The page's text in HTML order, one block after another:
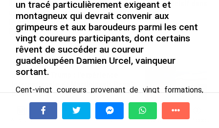
lieux d’Outre-mer : Nouméa,
une capitale construite par
le bagne, le nickel et le
Pacifique
le 08/08/2026
un engagement décisif dans
les Outre-mer
le 07/08/2026
De Messi à Trump : l’expérience
Etinof au ...
le 07/08/2026
À la une Tv Radio A Propos
un tracé particulièrement exigeant et
montagneux qui devrait convenir aux
grimpeurs et aux baroudeurs parmi les cent
vingt coureurs participants, dont certains
rêvent de succéder au coureur
guadeloupéen Damien Urcel, vainqueur
sortant.
Cent-vingt coureurs provenant de vingt formations,
des Pays-Bas Global Cycling Team), d’Allemagne
Team Bike Aid Developement), de Grande-Bretagne